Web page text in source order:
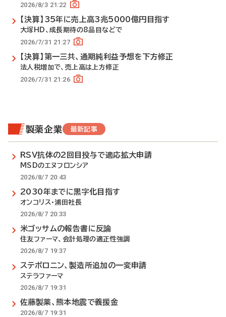
2026/8/3 21:22
【決算】35年に売上高3兆5000億円目指す
大塚HD、成長期待の8品目などで
2026/7/31 21:27
【決算】第一三共、通期純利益予想を下方修正
法人税増加で、売上高は上方修正
2026/7/31 21:26
製薬企業 最新記事
RSV抗体の2回目投与で適応拡大申請
MSDのエヌフロンシア
2026/8/7 20:43
2030年までに黒字化目指す
オンコリス・浦田社長
2026/8/7 20:33
米ゴッサムの報告書に反論
住友ファーマ、会計処理の適正性強調
2026/8/7 19:37
ステボロニン、製造所追加の一変申請
ステラファーマ
2026/8/7 19:31
佐藤製薬、熊本地震で義援金
2026/8/7 19:31